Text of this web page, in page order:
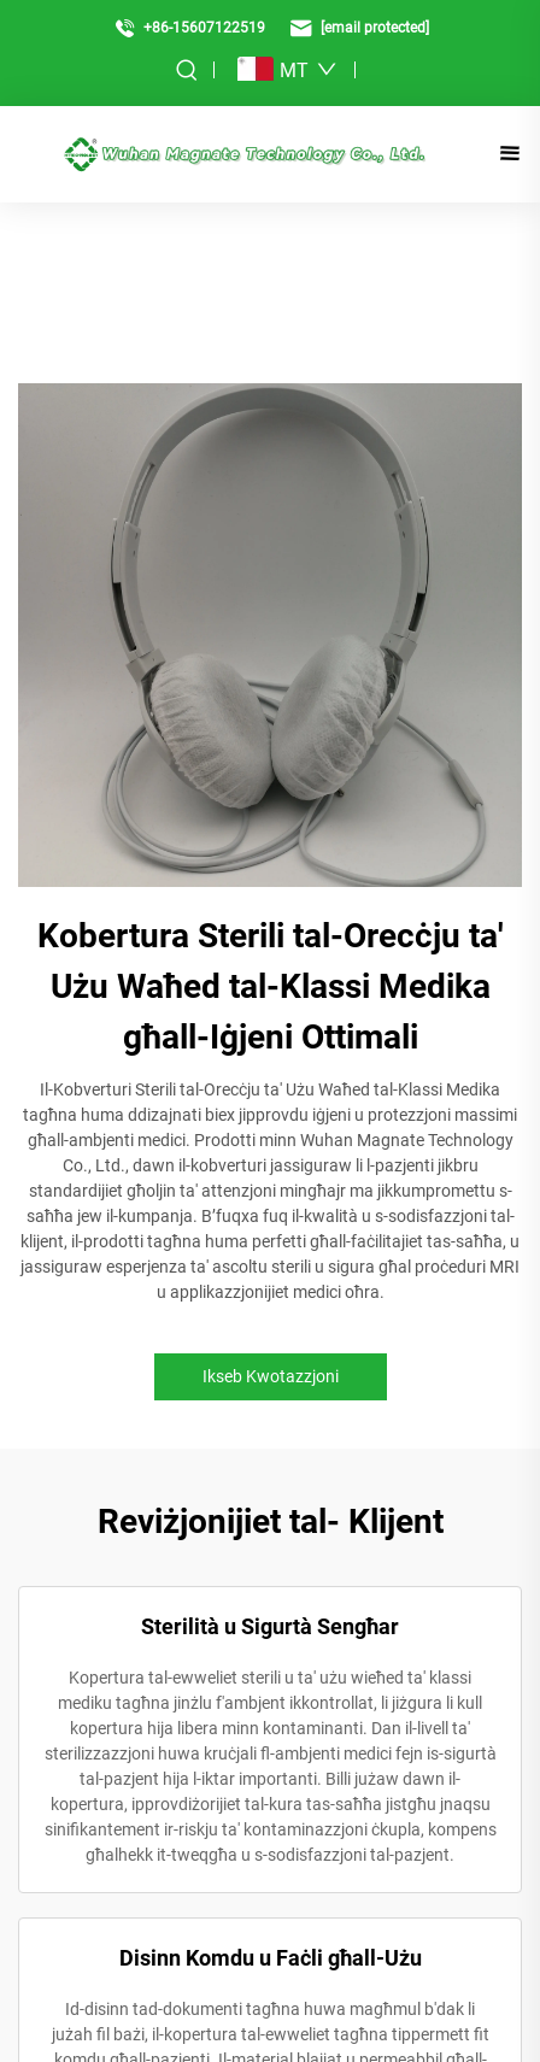
+86-15607122519 [email protected]
MT
Kobertura Sterili tal-Orecċju ta'
Użu Waħed tal-Klassi Medika
għall-Iġjeni Ottimali
Il-Kobverturi Sterili tal-Orecċju ta' Użu Waħed tal-Klassi Medika
tagħna huma ddizajnati biex jipprovdu iġjeni u protezzjoni massimi
għall-ambjenti medici. Prodotti minn Wuhan Magnate Technology
Co., Ltd., dawn il-kobverturi jassiguraw li l-pazjenti jikbru
standardijiet għoljin ta' attenzjoni mingħajr ma jikkumpromettu s-
saħħa jew il-kumpanja. B’fuqxa fuq il-kwalità u s-sodisfazzjoni tal-
klijent, il-prodotti tagħna huma perfetti għall-faċilitajiet tas-saħħa, u
jassiguraw esperjenza ta' ascoltu sterili u sigura għal proċeduri MRI
u applikazzjonijiet medici oħra.
Ikseb Kwotazzjoni
Reviżjonijiet tal- Klijent
Sterilità u Sigurtà Sengħar
Kopertura tal-ewweliet sterili u ta' użu wieħed ta' klassi
mediku tagħna jinżlu f'ambjent ikkontrollat, li jiżgura li kull
kopertura hija libera minn kontaminanti. Dan il-livell ta'
sterilizzazzjoni huwa kruċjali fl-ambjenti medici fejn is-sigurtà
tal-pazjent hija l-iktar importanti. Billi jużaw dawn il-
kopertura, ipprovdiżorijiet tal-kura tas-saħħa jistgħu jnaqsu
sinifikantement ir-riskju ta' kontaminazzjoni ċkupla, kompens
għalhekk it-tweqgħa u s-sodisfazzjoni tal-pazjent.
Disinn Komdu u Faċli għall-Użu
Id-disinn tad-dokumenti tagħna huwa magħmul b'dak li
jużah fil bażi, il-kopertura tal-ewweliet tagħna tippermett fit